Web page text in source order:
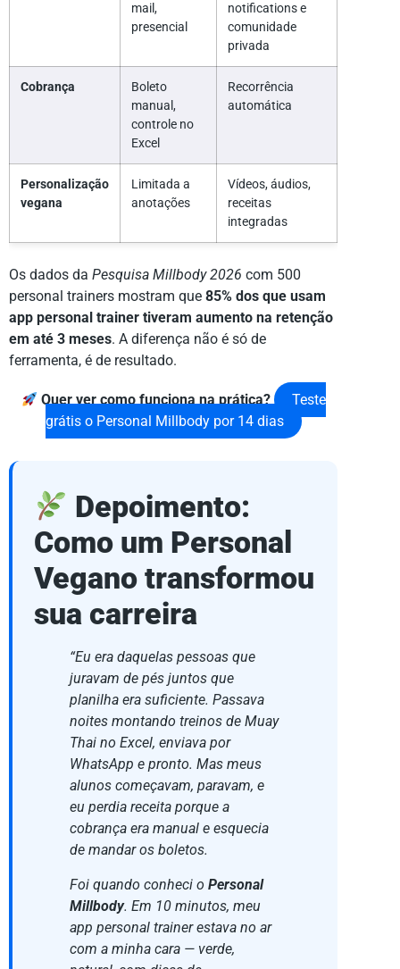
mail,
presencial
notifications e
comunidade
privada
Cobrança
Boleto
manual,
controle no
Excel
Recorrência
automática
Personalização
vegana
Limitada a
anotações
Vídeos, áudios,
receitas
integradas
Os dados da Pesquisa Millbody 2026 com 500
personal trainers mostram que 85% dos que usam
app personal trainer tiveram aumento na retenção
em até 3 meses. A diferença não é só de
ferramenta, é de resultado.
Quer ver como funciona na prática?
Teste
grátis o Personal Millbody por 14 dias
Depoimento:
Como um Personal
Vegano transformou
sua carreira
“Eu era daquelas pessoas que
juravam de pés juntos que
planilha era suficiente. Passava
noites montando treinos de Muay
Thai no Excel, enviava por
WhatsApp e pronto. Mas meus
alunos começavam, paravam, e
eu perdia receita porque a
cobrança era manual e esquecia
de mandar os boletos.
Foi quando conheci o Personal
Millbody. Em 10 minutos, meu
app personal trainer estava no ar
com a minha cara — verde,